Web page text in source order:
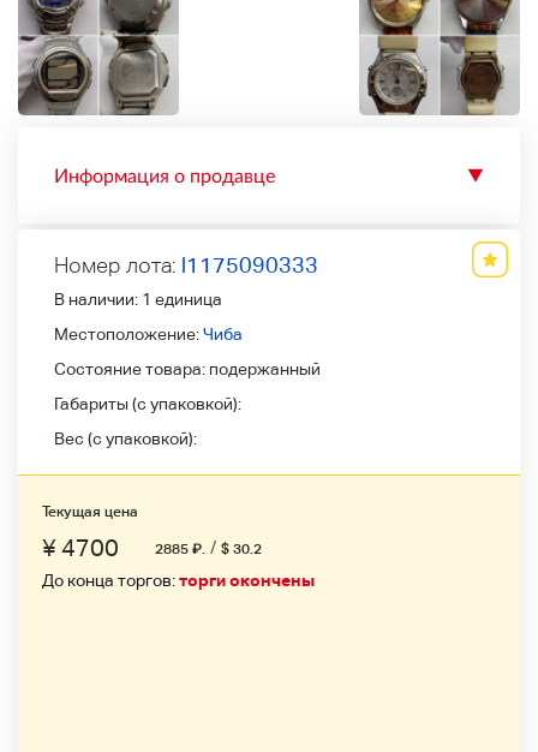
Информация о продавце ▼
Номер лота: l1175090333
В наличии: 1 единица
Местоположение:Чиба
Состояние товара: подержанный
Габариты (с упаковкой):
Вес (с упаковкой):
Текущая цена
¥ 4700 2885 ₽. / $ 30.2
До конца торгов:торги окончены